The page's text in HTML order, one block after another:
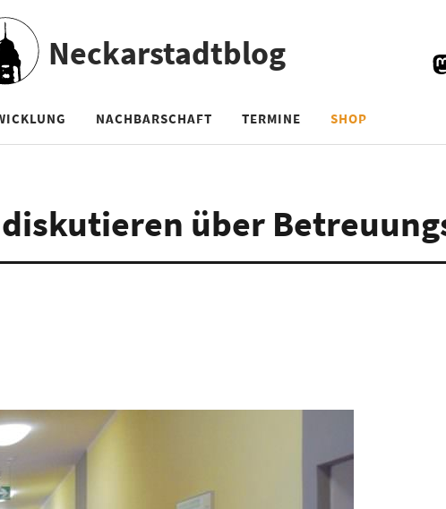
Neckarstadtblog
NACHBARSCHAFT TERMINE SHOP
über